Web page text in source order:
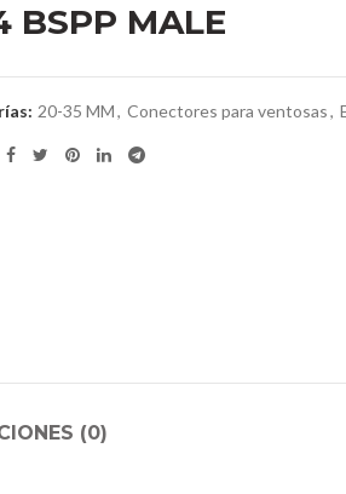
BSPP MALE
20-35 MM, Conectores para ventosas,
(0)